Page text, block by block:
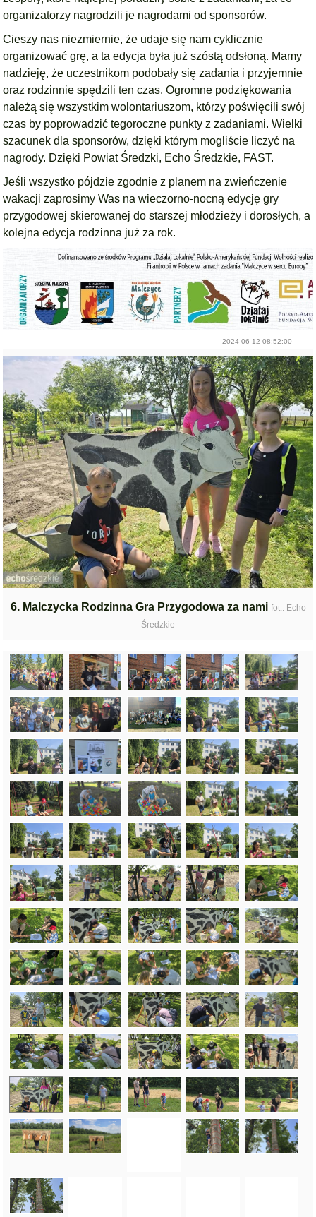
organizatorzy nagrodzili je nagrodami od sponsorów.
Cieszy nas niezmiernie, że udaje się nam cyklicznie
organizować grę, a ta edycja była już szóstą odsłoną. Mamy
nadzieję, że uczestnikom podobały się zadania i przyjemnie
oraz rodzinnie spędzili ten czas. Ogromne podziękowania
należą się wszystkim wolontariuszom, którzy poświęcili swój
czas by poprowadzić tegoroczne punkty z zadaniami. Wielki
szacunek dla sponsorów, dzięki którym mogliście liczyć na
nagrody. Dzięki Powiat Średzki, Echo Średzkie, FAST.
Jeśli wszystko pójdzie zgodnie z planem na zwieńczenie
wakacji zaprosimy Was na wieczorno-nocną edycję gry
przygodowej skierowanej do starszej młodzieży i dorosłych, a
kolejna edycja rodzinna już za rok.
2024-06-12 08:52:00
6. Malczycka Rodzinna Gra Przygodowa za nami fot.: Echo
Średzkie